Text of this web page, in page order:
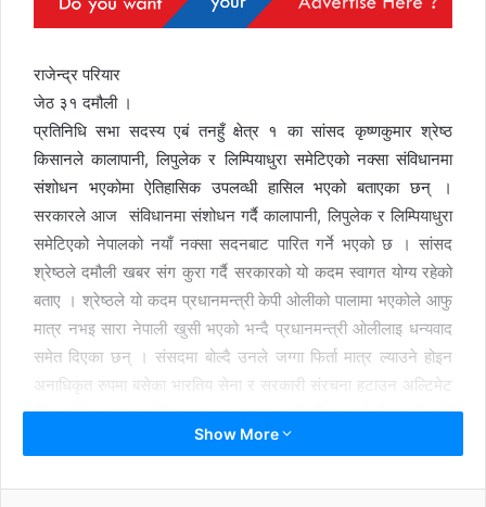
राजेन्द्र परियार
जेठ ३१ दमौली ।
प्रतिनिधि सभा सदस्य एबं तनहुँ क्षेत्र १ का सांसद कृष्णकुमार श्रेष्ठ
किसानले कालापानी, लिपुलेक र लिम्पियाधुरा समेटिएको नक्सा संविधानमा
संशोधन भएकोमा ऐतिहासिक उपलव्धी हासिल भएको बताएका छन् ।
सरकारले आज संविधानमा संशोधन गर्दै कालापानी, लिपुलेक र लिम्पियाधुरा
समेटिएको नेपालको नयाँ नक्सा सदनबाट पारित गर्ने भएको छ । सांसद
श्रेष्ठले दमौली खबर संग कुरा गर्दै सरकारको यो कदम स्वागत योग्य रहेको
बताए । श्रेष्ठले यो कदम प्रधानमन्त्री केपी ओलीको पालामा भएकोले आफु
मात्र नभइ सारा नेपाली खुसी भएको भन्दै प्रधानमन्त्री ओलीलाइ धन्यवाद
समेत दिएका छन् । संसदमा बोल्दै उनले जग्गा फिर्ता मात्र ल्याउने होइन
अनाधिकृत रुपमा बसेका भारतिय सेना र सरकारी संरचना हटाउन अल्टिमेट
दिन समेत आग्रह गरेका छन् । नक्सा सार्वजनिक गर्दा नेपालको सबै
राजनितिक शक्तिमा एतिहासकि एकता भएको श्रेष्ठले बताए । उनले दमौली
Show More